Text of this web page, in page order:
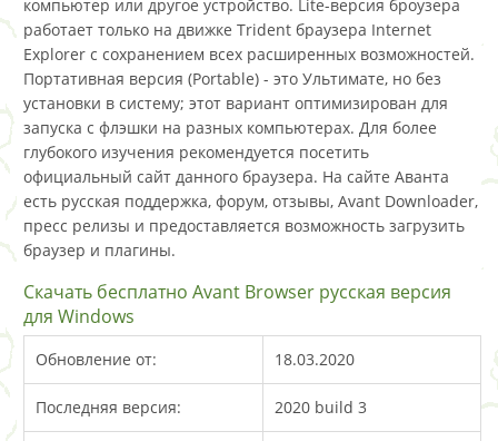
компьютер или другое устройство. Lite-версия броузера
работает только на движке Trident браузера Internet
Explorer с сохранением всех расширенных возможностей.
Портативная версия (Portable) - это Ультимате, но без
установки в систему; этот вариант оптимизирован для
запуска с флэшки на разных компьютерах. Для более
глубокого изучения рекомендуется посетить
официальный сайт данного браузера. На сайте Аванта
есть русская поддержка, форум, отзывы, Avant Downloader,
пресс релизы и предоставляется возможность загрузить
браузер и плагины.
Скачать бесплатно Avant Browser русская версия
для Windows
Обновление от: 18.03.2020
Последняя версия: 2020 build 3